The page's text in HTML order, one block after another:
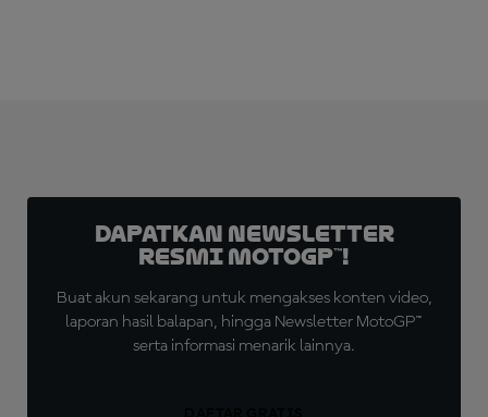
Dapatkan Newsletter
Resmi MotoGP™!
Buat akun sekarang untuk mengakses konten video,
laporan hasil balapan, hingga Newsletter MotoGP™
serta informasi menarik lainnya.